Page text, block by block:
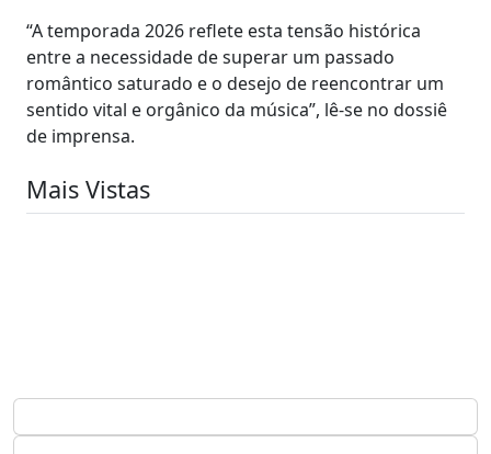
“A temporada 2026 reflete esta tensão histórica
entre a necessidade de superar um passado
romântico saturado e o desejo de reencontrar um
sentido vital e orgânico da música”, lê-se no dossiê
de imprensa.
Mais Vistas